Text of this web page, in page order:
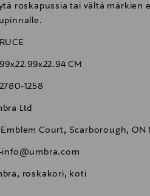
roskapussia tai vältä märkien
CM
1258
Ltd
Court, Scarborough, ON
info@umbra.com
roskakori, koti